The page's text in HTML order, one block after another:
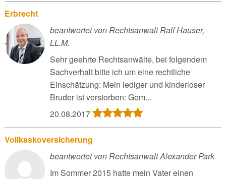
Erbrecht
beantwortet von Rechtsanwalt Ralf Hauser,
LL.M.
Sehr geehrte Rechtsanwälte, bei folgendem
Sachverhalt bitte ich um eine rechtliche
Einschätzung: Mein lediger und kinderloser
Bruder ist verstorben: Gem...
20.08.2017
Vollkaskoversicherung
beantwortet von Rechtsanwalt Alexander Park
Im Sommer 2015 hatte mein Vater einen